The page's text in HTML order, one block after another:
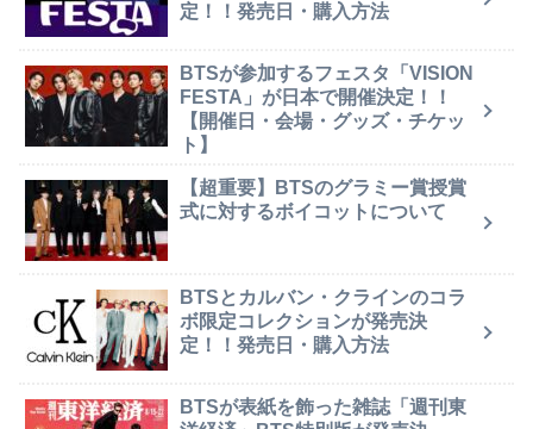
定！！発売日・購入方法
BTSが参加するフェスタ「VISION
FESTA」が日本で開催決定！！
【開催日・会場・グッズ・チケッ
ト】
【超重要】BTSのグラミー賞授賞
式に対するボイコットについて
BTSとカルバン・クラインのコラ
ボ限定コレクションが発売決
定！！発売日・購入方法
BTSが表紙を飾った雑誌「週刊東